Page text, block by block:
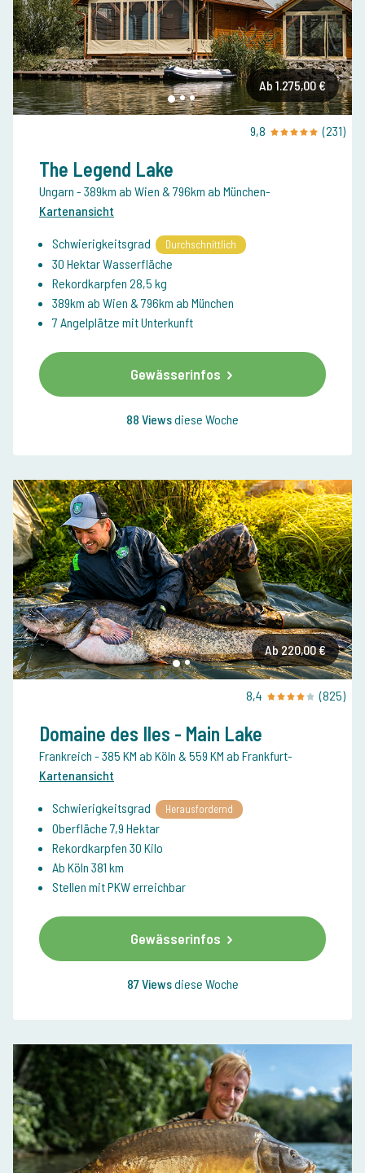
Ab 1.275,00 €
9,8 (231)
The Legend Lake
Ungarn - 389km ab Wien & 796km ab München-
Kartenansicht
Schwierigkeitsgrad Durchschnittlich
30 Hektar Wasserfläche
Rekordkarpfen 28,5 kg
389km ab Wien & 796km ab München
7 Angelplätze mit Unterkunft
Gewässerinfos
88 Viewsdiese Woche
Ab 220,00 €
8,4 (825)
Domaine des Iles - Main Lake
Frankreich - 385 KM ab Köln & 559 KM ab Frankfurt-
Kartenansicht
Schwierigkeitsgrad Herausfordernd
Oberfläche 7,9 Hektar
Rekordkarpfen 30 Kilo
Ab Köln 381 km
Stellen mit PKW erreichbar
Gewässerinfos
87 Viewsdiese Woche